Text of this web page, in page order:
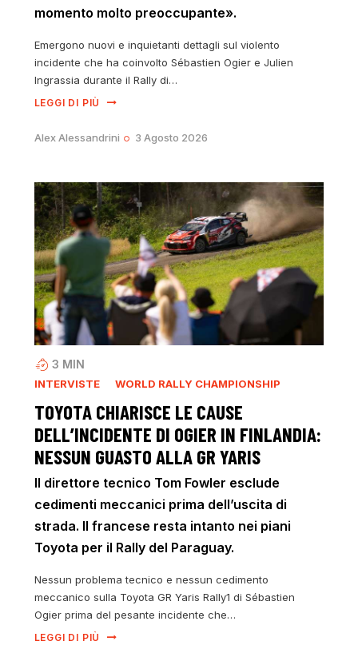
momento molto preoccupante».
Emergono nuovi e inquietanti dettagli sul violento
incidente che ha coinvolto Sébastien Ogier e Julien
Ingrassia durante il Rally di…
LEGGI DI PIÙ
Alex Alessandrini 3 Agosto 2026
3 MIN
INTERVISTE WORLD RALLY CHAMPIONSHIP
TOYOTA CHIARISCE LE CAUSE
DELL’INCIDENTE DI OGIER IN FINLANDIA:
NESSUN GUASTO ALLA GR YARIS
Il direttore tecnico Tom Fowler esclude
cedimenti meccanici prima dell’uscita di
strada. Il francese resta intanto nei piani
Toyota per il Rally del Paraguay.
Nessun problema tecnico e nessun cedimento
meccanico sulla Toyota GR Yaris Rally1 di Sébastien
Ogier prima del pesante incidente che…
LEGGI DI PIÙ